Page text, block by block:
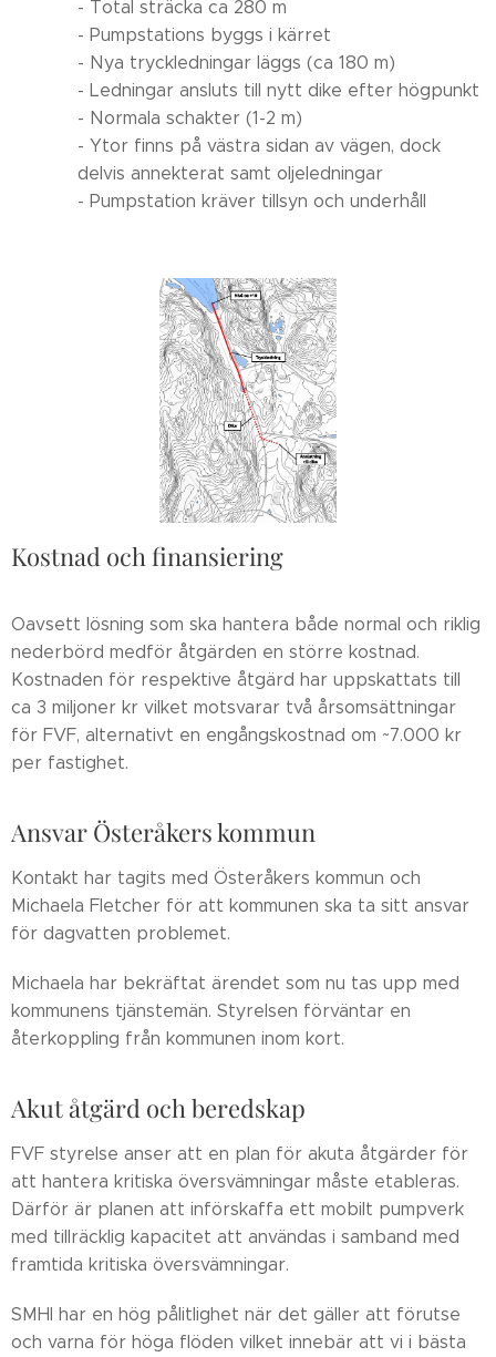
- Total sträcka ca 280 m
- Pumpstations byggs i kärret
- Nya tryckledningar läggs (ca 180 m)
- Ledningar ansluts till nytt dike efter högpunkt
- Normala schakter (1-2 m)
- Ytor finns på västra sidan av vägen, dock
delvis annekterat samt oljeledningar
- Pumpstation kräver tillsyn och underhåll
Kostnad och finansiering
Oavsett lösning som ska hantera både normal och riklig
nederbörd medför åtgärden en större kostnad.
Kostnaden för respektive åtgärd har uppskattats till
ca 3 miljoner kr vilket motsvarar två årsomsättningar
för FVF, alternativt en engångskostnad om ~7.000 kr
per fastighet.
Ansvar Österåkers kommun
Kontakt har tagits med Österåkers kommun och
Michaela Fletcher för att kommunen ska ta sitt ansvar
för dagvatten problemet.
Michaela har bekräftat ärendet som nu tas upp med
kommunens tjänstemän. Styrelsen förväntar en
återkoppling från kommunen inom kort.
Akut åtgärd och beredskap
FVF styrelse anser att en plan för akuta åtgärder för
att hantera kritiska översvämningar måste etableras.
Därför är planen att införskaffa ett mobilt pumpverk
med tillräcklig kapacitet att användas i samband med
framtida kritiska översvämningar.
SMHI har en hög pålitlighet när det gäller att förutse
och varna för höga flöden vilket innebär att vi i bästa